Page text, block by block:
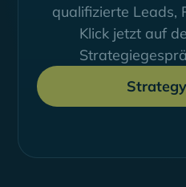
qualifizierte Leads,
Klick jetzt auf